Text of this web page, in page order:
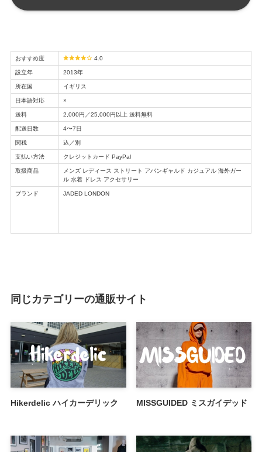
おすすめ度 4.0
設立年 2013年
所在国 イギリス
日本語対応 ×
送料 2,000円／25,000円以上 送料無料
配送日数 4〜7日
関税 込／別
支払い方法 クレジットカード PayPal
取扱商品
メンズ レディース ストリート アバンギャルド カジュアル 海外ガー
ル 水着 ドレス アクセサリー
ブランド JADED LONDON
同じカテゴリーの通販サイト
Hikerdelic ハイカーデリック MISSGUIDED ミスガイデッド